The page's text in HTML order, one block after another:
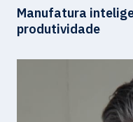
Manufatura
produtividade